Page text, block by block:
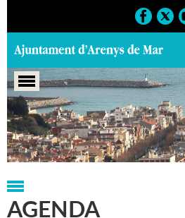
Portada > Agenda > 01-07-2026
AGENDA